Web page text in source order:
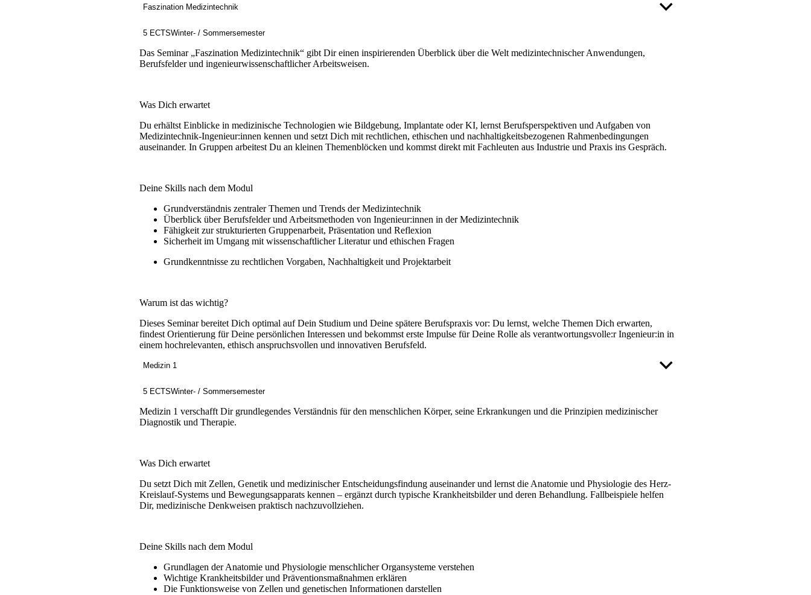
Faszination Medizintechnik
5 ECTSWinter- / Sommersemester
Das Seminar „Faszination Medizintechnik“ gibt Dir einen inspirierenden Überblick über die Welt medizintechnischer Anwendungen,
Berufsfelder und ingenieurwissenschaftlicher Arbeitsweisen.
Was Dich erwartet
Du erhältst Einblicke in medizinische Technologien wie Bildgebung, Implantate oder KI, lernst Berufsperspektiven und Aufgaben von
Medizintechnik-Ingenieur:innen kennen und setzt Dich mit rechtlichen, ethischen und nachhaltigkeitsbezogenen Rahmenbedingungen
auseinander. In Gruppen arbeitest Du an kleinen Themenblöcken und kommst direkt mit Fachleuten aus Industrie und Praxis ins Gespräch.
Deine Skills nach dem Modul
Grundverständnis zentraler Themen und Trends der Medizintechnik
Überblick über Berufsfelder und Arbeitsmethoden von Ingenieur:innen in der Medizintechnik
Fähigkeit zur strukturierten Gruppenarbeit, Präsentation und Reflexion
Sicherheit im Umgang mit wissenschaftlicher Literatur und ethischen Fragen
Grundkenntnisse zu rechtlichen Vorgaben, Nachhaltigkeit und Projektarbeit
Warum ist das wichtig?
Dieses Seminar bereitet Dich optimal auf Dein Studium und Deine spätere Berufspraxis vor: Du lernst, welche Themen Dich erwarten,
findest Orientierung für Deine persönlichen Interessen und bekommst erste Impulse für Deine Rolle als verantwortungsvolle:r Ingenieur:in in
einem hochrelevanten, ethisch anspruchsvollen und innovativen Berufsfeld.
Medizin 1
5 ECTSWinter- / Sommersemester
Medizin 1 verschafft Dir grundlegendes Verständnis für den menschlichen Körper, seine Erkrankungen und die Prinzipien medizinischer
Diagnostik und Therapie.
Was Dich erwartet
Du setzt Dich mit Zellen, Genetik und medizinischer Entscheidungsfindung auseinander und lernst die Anatomie und Physiologie des Herz-
Kreislauf-Systems und Bewegungsapparats kennen – ergänzt durch typische Krankheitsbilder und deren Behandlung. Fallbeispiele helfen
Dir, medizinische Denkweisen praktisch nachzuvollziehen.
Deine Skills nach dem Modul
Grundlagen der Anatomie und Physiologie menschlicher Organsysteme verstehen
Wichtige Krankheitsbilder und Präventionsmaßnahmen erklären
Die Funktionsweise von Zellen und genetischen Informationen darstellen